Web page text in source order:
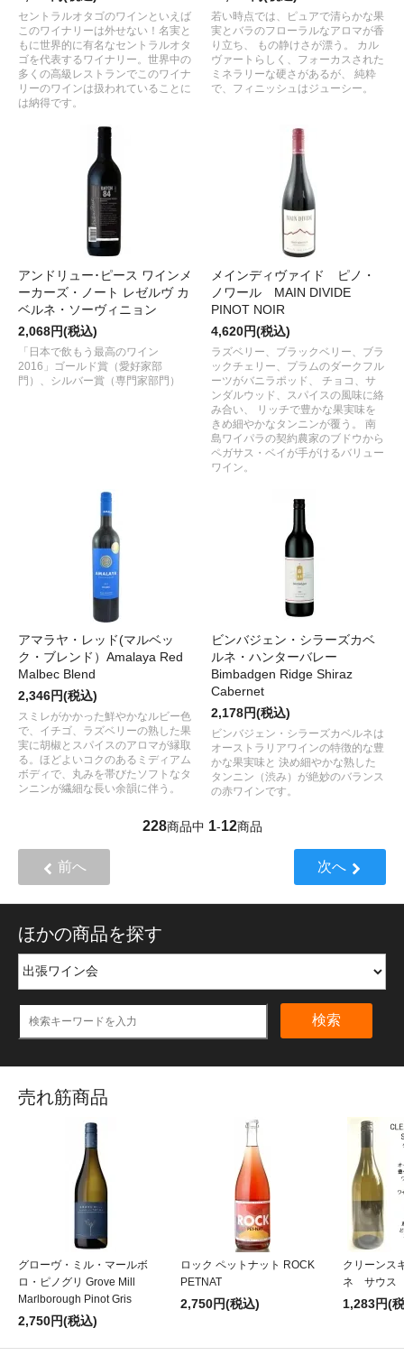
セントラルオタゴのワインといえば
このワイナリーは外せない！名実と
もに世界的に有名なセントラルオタ
ゴを代表するワイナリー。世界中の
多くの高級レストランでこのワイナ
リーのワインは扱われていることに
は納得です。
若い時点では、ピュアで清らかな果
実とバラのフローラルなアロマが香
り立ち、 もの静けさが漂う。 カル
ヴァートらしく、フォーカスされた
ミネラリーな硬さがあるが、 純粋
で、フィニッシュはジューシー。
アンドリュー･ピース ワインメ
ーカーズ・ノート レゼルヴ カ
ベルネ・ソーヴィニョン
2,068円(税込)
「日本で飲もう最高のワイン
2016」ゴールド賞（愛好家部
門）、シルバー賞（専門家部門）
メインディヴァイド ピノ・
ノワール MAIN DIVIDE
PINOT NOIR
4,620円(税込)
ラズベリー、ブラックベリー、ブラ
ックチェリー、プラムのダークフル
ーツがバニラポッド、 チョコ、サ
ンダルウッド、スパイスの風味に絡
み合い、 リッチで豊かな果実味を
きめ細やかなタンニンが覆う。 南
島ワイパラの契約農家のブドウから
ペガサス・ベイが手がけるバリュー
ワイン。
アマラヤ・レッド(マルベッ
ク・ブレンド）Amalaya Red
Malbec Blend
2,346円(税込)
スミレがかかった鮮やかなルビー色
で、イチゴ、ラズベリーの熟した果
実に胡椒とスパイスのアロマが縁取
る。ほどよいコクのあるミディアム
ボディで、丸みを帯びたソフトなタ
ンニンが繊細な長い余韻に伴う。
ビンバジェン・シラーズカベ
ルネ・ハンターバレー
Bimbadgen Ridge Shiraz
Cabernet
2,178円(税込)
ビンバジェン・シラーズカベルネは
オーストラリアワインの特徴的な豊
かな果実味と 決め細やかな熟した
タンニン（渋み）が絶妙のバランス
の赤ワインです。
228商品中 1-12商品
前へ 次へ
ほかの商品を探す
検索
売れ筋商品
グローヴ・ミル・マールボ
ロ・ピノグリ Grove Mill
Marlborough Pinot Gris
2,750円(税込)
ロック ペットナット ROCK
PETNAT
2,750円(税込)
クリーンス
ネ サウス
1,283円(